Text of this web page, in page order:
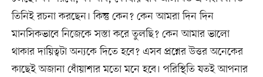
তিনিই রচনা করছেন। কিন্তু কেন? কেন আমরা দিন দিন
মানসিকভাবে নিজেকে সস্তা করে তুলছি? কেন আমার ভালো
থাকার দায়িত্বটা অন্যকে দিতে হবে? এসব প্রশ্নের উত্তর অনেকের
কাছেই অজানা ধোঁয়াশার মতো মনে হবে। পরিস্থিতি যতই আপনার